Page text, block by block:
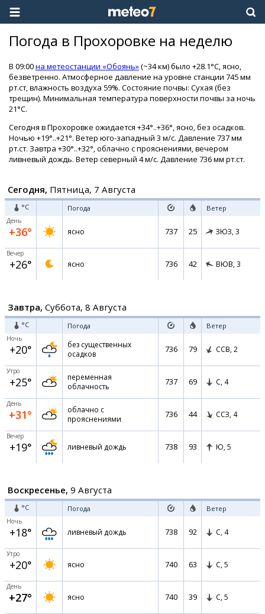
Погода в Прохоровке на неделю
В 09:00на метеостанции «Обоянь»(~34 км) было +28.1°C, ясно,
безветренно. Атмосферное давление на уровне станции 745 мм
рт.ст, влажность воздуха 59%. Состояние почвы: Сухая (без
трещин). Минимальная температура поверхности почвы за ночь
21°C.
Сегодня в Прохоровке ожидается +34°..+36°, ясно, без осадков.
Ночью +19°..+21°. Ветер юго-западный 3 м/с. Давление 737 мм
рт.ст. Завтра +30°..+32°, облачно с прояснениями, вечером
ливневый дождь. Ветер северный 4 м/с. Давление 736 мм рт.ст.
Сегодня, Пятница, 7 Августа
°C Погода Ветер
День
+36° ясно 737 25 ЗЮЗ, 3
Вечер
+26° ясно 736 42 ВЮВ, 3
Завтра, Суббота, 8 Августа
°C Погода Ветер
Ночь
+20°
без существенных
осадков
736 79 ССВ, 2
Утро
+25°
переменная
облачность
737 69 С, 4
День
+31°
облачно с
прояснениями
736 44 ССЗ, 4
Вечер
+19° ливневый дождь 738 93 Ю, 5
Воскресенье, 9 Августа
°C Погода Ветер
Ночь
+18° ливневый дождь 738 92 С, 4
Утро
+20° ясно 740 63 С, 5
День
+27° ясно 740 39 С, 5